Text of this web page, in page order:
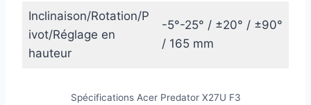
Inclinaison/Rotation/P
ivot/Réglage en
hauteur
-5°-25° / ±20° / ±90°
/ 165 mm
Spécifications Acer Predator X27U F3